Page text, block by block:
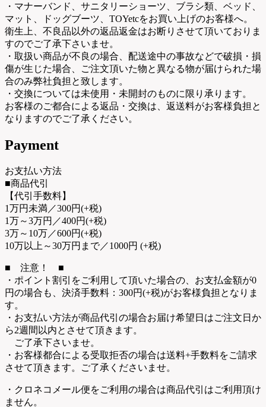
・マナーバンド、サニタリーショーツ、ブラシ類、ベッド、
マット、ドッグブーツ、TOYetcをお買い上げのお客様へ。
衛生上、不良品以外の返品返金はお断りさせて頂いておりま
すのでご了承下さいませ。
・取扱い商品が不良の場合、配送途中の事故などで破損・損
傷が生じた場合、ご注文頂いた物と異なる物が届けられた場
合のみ弊社負担と致します。
・交換については未使用・未開封のものに限り承ります。
お客様のご都合による返品・交換は、返送料がお客様負担と
なりますのでご了承ください。
Payment
お支払い方法
■商品代引
【代引手数料】
1万円未満／300円(+税)
1万～3万円／400円(+税)
3万～10万／600円(+税)
10万以上～30万円まで／1000円 (+税)
■ 注意！ ■
・ポイント割引をご利用して頂いた場合の、お支払金額が0
円の場合も、決済手数料：300円(+税)がお客様負担となりま
す。
・お支払い方法が商品代引の場合お届け希望日はご注文日か
ら2週間以内とさせて頂きます。
ご了承下さいませ。
・お客様都合による受取拒否の場合は送料+手数料をご請求
させて頂きます。ご了承くださいませ。
・クロネコメール便をご利用の場合は商品代引はご利用頂け
ません。